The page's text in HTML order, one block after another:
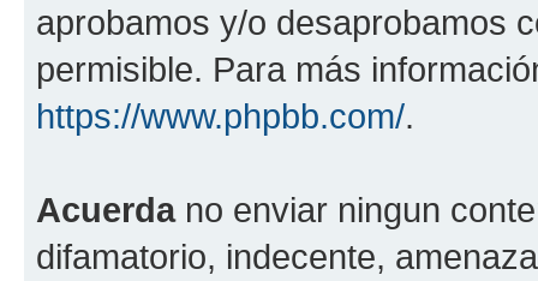
aprobamos y/o desaprobamos
permisible. Para más
https://www.phpbb.com/.
Acuerdano enviar ningun
difamatorio, indecente,